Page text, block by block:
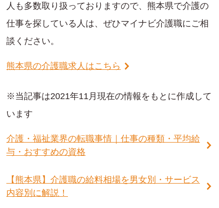
人も多数取り扱っておりますので、熊本県で介護の
仕事を探している人は、ぜひマイナビ介護職にご相
談ください。
熊本県の介護職求人はこちら
※当記事は2021年11月現在の情報をもとに作成して
います
介護・福祉業界の転職事情｜仕事の種類・平均給
与・おすすめの資格
【熊本県】介護職の給料相場を男女別・サービス
内容別に解説！